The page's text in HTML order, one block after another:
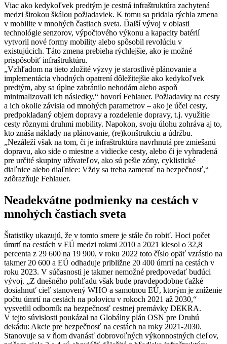
Viac ako kedykoľvek predtým je cestná infraštruktúra zachytená
medzi širokou škálou požiadaviek. K tomu sa pridala rýchla zmena
v mobilite v mnohých častiach sveta. Ďalší vývoj v oblasti
technológie senzorov, výpočtového výkonu a kapacity batérií
vytvoril nové formy mobility alebo spôsobil revolúciu v
existujúcich. Táto zmena prebieha rýchlejšie, ako je možné
prispôsobiť infraštruktúru.
„Vzhľadom na tieto zložité výzvy je starostlivé plánovanie a
implementácia vhodných opatrení dôležitejšie ako kedykoľvek
predtým, aby sa úplne zabránilo nehodám alebo aspoň
minimalizovali ich následky,“ hovorí Fehlauer. Požiadavky na cesty
a ich okolie závisia od mnohých parametrov – ako je účel cesty,
predpokladaný objem dopravy a rozdelenie dopravy, t.j. využitie
cesty rôznymi druhmi mobility. Napokon, svoju úlohu zohráva aj to,
kto znáša náklady na plánovanie, (re)konštrukciu a údržbu.
„Nezáleží však na tom, či je infraštruktúra navrhnutá pre zmiešanú
dopravu, ako side o miestne a vidiecke cesty, alebo či je vyhradená
pre určité skupiny užívateľov, ako sú pešie zóny, cyklistické
diaľnice alebo diaľnice: Vždy sa treba zamerať na bezpečnosť,“
zdôrazňuje Fehlauer.
Neadekvátne podmienky na cestách v
mnohých častiach sveta
Štatistiky ukazujú, že v tomto smere je stále čo robiť. Hoci počet
úmrtí na cestách v EÚ medzi rokmi 2010 a 2021 klesol o 32,8
percenta z 29 600 na 19 900, v roku 2022 toto číslo opäť vzrástlo na
takmer 20 600 a EÚ odhaduje približne 20 400 úmrtí na cestách v
roku 2023. V súčasnosti je takmer nemožné predpovedať budúci
vývoj. „Z dnešného pohľadu však bude pravdepodobne ťažké
dosiahnuť cieľ stanovený WHO a samotnou EÚ, ktorým je zníženie
počtu úmrtí na cestách na polovicu v rokoch 2021 až 2030,“
vysvetlil odborník na bezpečnosť cestnej premávky DEKRA.
V tejto súvislosti poukázal na Globálny plán OSN pre Druhú
dekádu: Akcie pre bezpečnosť na cestách na roky 2021-2030.
Stanovuje sa v ňom dvanásť dobrovoľných výkonnostných cieľov,